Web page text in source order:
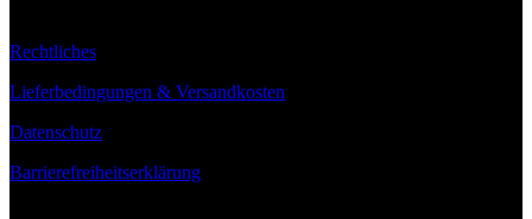
Rechtliches
Lieferbedingungen & Versandkosten
Datenschutz
Barrierefreiheitserklärung